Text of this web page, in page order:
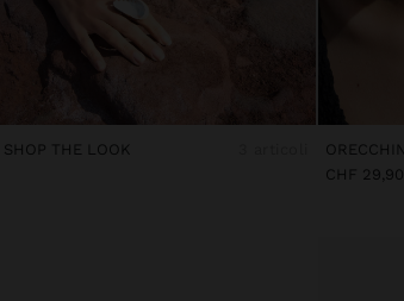
SHOP THE LOOK
CHF 29,90